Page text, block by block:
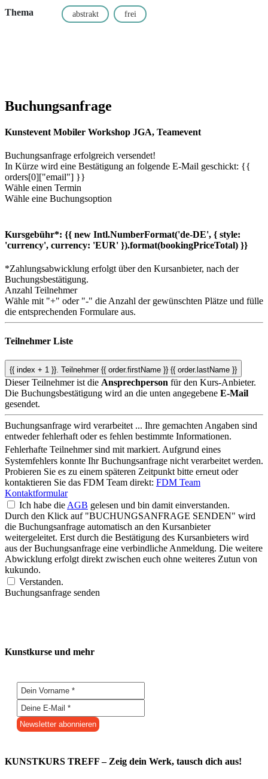
Thema abstrakt frei
Buchungsanfrage
Kunstevent Mobiler Workshop JGA, Teamevent
Buchungsanfrage erfolgreich versendet!
In Kürze wird eine Bestätigung an folgende E-Mail geschickt: {{
orders[0]["email"] }}
Wähle einen Termin
Wähle eine Buchungsoption
Kursgebühr*: {{ new Intl.NumberFormat('de-DE', { style:
'currency', currency: 'EUR' }).format(bookingPriceTotal) }}
*Zahlungsabwicklung erfolgt über den Kursanbieter, nach der
Buchungsbestätigung.
Anzahl Teilnehmer
Wähle mit "+" oder "-" die Anzahl der gewünschten Plätze und fülle
die entsprechenden Formulare aus.
Teilnehmer Liste
{{ index + 1 }}. Teilnehmer {{ order.firstName }} {{ order.lastName }}
Dieser Teilnehmer ist die Ansprechperson für den Kurs-Anbieter.
Die Buchungsbestätigung wird an die unten angegebene E-Mail
gesendet.
Buchungsanfrage wird verarbeitet ... Ihre gemachten Angaben sind
entweder fehlerhaft oder es fehlen bestimmte Informationen.
Fehlerhafte Teilnehmer sind mit markiert. Aufgrund eines
Systemfehlers konnte Ihr Buchungsanfrage nicht verarbeitet werden.
Probieren Sie es zu einem späteren Zeitpunkt bitte erneut oder
kontaktieren Sie das FDM Team direkt: FDM Team
Kontaktformular
Ich habe die AGB gelesen und bin damit einverstanden.
Durch den Klick auf "BUCHUNGSANFRAGE SENDEN" wird
die Buchungsanfrage automatisch an den Kursanbieter
weitergeleitet. Erst durch die Bestätigung des Kursanbieters wird
aus der Buchungsanfrage eine verbindliche Anmeldung. Die weitere
Abwicklung erfolgt direkt zwischen euch ohne weiteres Zutun von
kukundo.
Verstanden.
Buchungsanfrage senden
Kunstkurse und mehr
KUNSTKURS TREFF – Zeig dein Werk, tausch dich aus!